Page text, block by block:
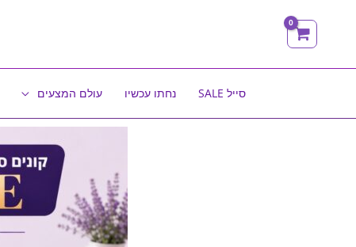
סייל SALE נחתו עכשיו עולם המצעים